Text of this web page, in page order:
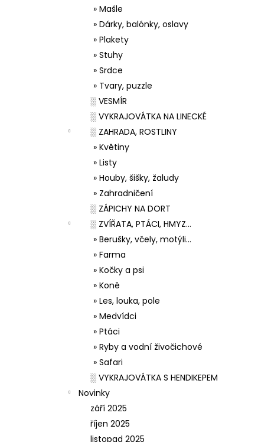
» Mašle
» Dárky, balónky, oslavy
» Plakety
» Stuhy
» Srdce
» Tvary, puzzle
░ VESMÍR
░ VYKRAJOVÁTKA NA LINECKÉ
░ ZAHRADA, ROSTLINY
» Květiny
» Listy
» Houby, šišky, žaludy
» Zahradničení
░ ZÁPICHY NA DORT
░ ZVÍŘATA, PTÁCI, HMYZ...
» Berušky, včely, motýli...
» Farma
» Kočky a psi
» Koně
» Les, louka, pole
» Medvídci
» Ptáci
» Ryby a vodní živočichové
» Safari
░ VYKRAJOVÁTKA S HENDIKEPEM
Novinky
září 2025
říjen 2025
listopad 2025